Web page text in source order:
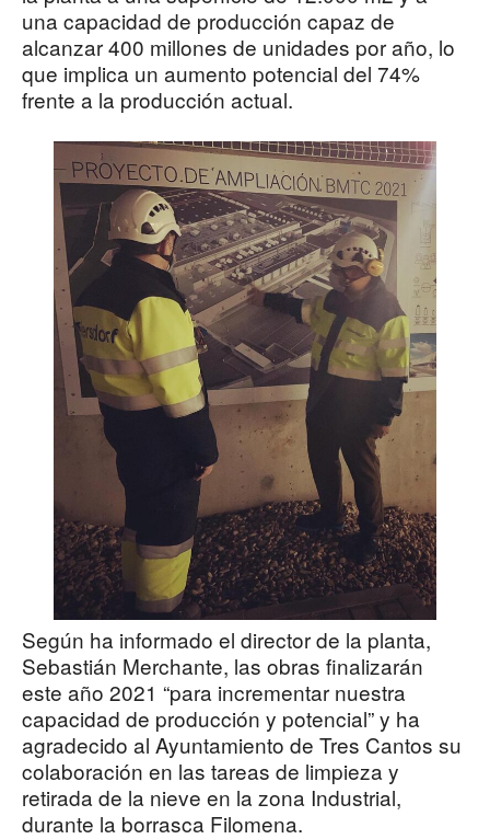
una capacidad de producción capaz de
alcanzar 400 millones de unidades por año, lo
que implica un aumento potencial del 74%
frente a la producción actual.
Según ha informado el director de la planta,
Sebastián Merchante, las obras finalizarán
este año 2021 “para incrementar nuestra
capacidad de producción y potencial” y ha
agradecido al Ayuntamiento de Tres Cantos su
colaboración en las tareas de limpieza y
retirada de la nieve en la zona Industrial,
durante la borrasca Filomena.